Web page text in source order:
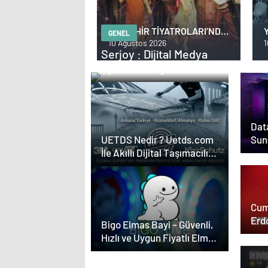
İBB ŞEHİR TİYATROLARI’NDA
BU HAFTA!
10 Ağustos 2026
GENEL
Serjoy : Dijital Medya
Ajansı, SEO Ajansı ve
Web Tasarım Ajansı
UETDS Nedir ? Uetds.com
İle Akıllı Dijital Taşımacılık
Yazılımı
Bigo Elmas Bayi – Güvenli,
Hızlı ve Uygun Fiyatlı Elmas
Satın Almanın Yeni Adresi